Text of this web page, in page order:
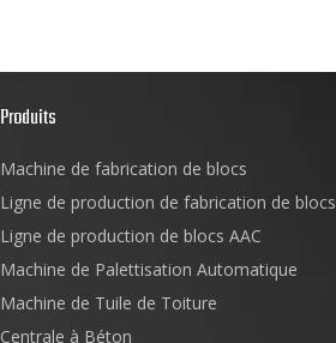
Produits
Machine de fabrication de blocs
Ligne de production de fabrication de blocs
Ligne de production de blocs AAC
Machine de Palettisation Automatique
Machine de Tuile de Toiture
Centrale à Béton